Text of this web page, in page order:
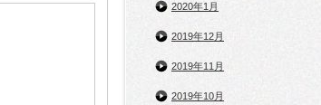
2020年1月
2019年12月
2019年11月
2019年10月